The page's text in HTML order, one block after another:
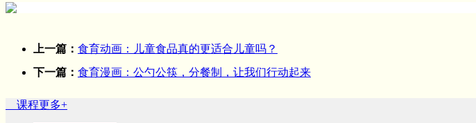
上一篇： 食育动画：儿童食品真的更适合儿童吗？
下一篇： 食育漫画：公勺公筷，分餐制，让我们行动起来
课程更多+